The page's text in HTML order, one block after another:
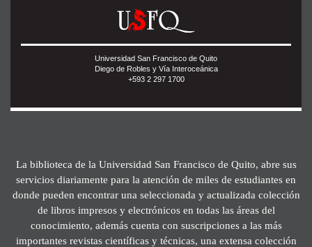
Universidad San Francisco de Quito
Diego de Robles y Vía Interoceánica
+593 2 297 1700
La biblioteca de la Universidad San Francisco de Quito, abre sus
servicios diariamente para la atención de miles de estudiantes en
donde pueden encontrar una seleccionada y actualizada colección
de libros impresos y electrónicos en todas las áreas del
conocimiento, además cuenta con suscripciones a las más
importantes revistas científicas y técnicas, una extensa colección